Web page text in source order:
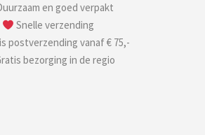
en goed verpakt
Snelle verzending
postverzending vanaf € 75,-
bezorging in de regio